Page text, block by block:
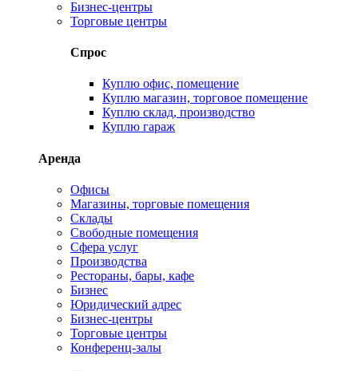
Бизнес-центры
Торговые центры
Спрос
Куплю офис, помещение
Куплю магазин, торговое помещение
Куплю склад, производство
Куплю гараж
Аренда
Офисы
Магазины, торговые помещения
Склады
Свободные помещения
Сфера услуг
Производства
Рестораны, бары, кафе
Бизнес
Юридический адрес
Бизнес-центры
Торговые центры
Конференц-залы